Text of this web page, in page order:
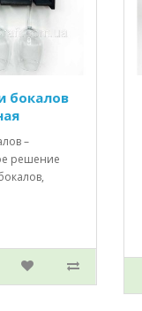
бокалов
–
решение